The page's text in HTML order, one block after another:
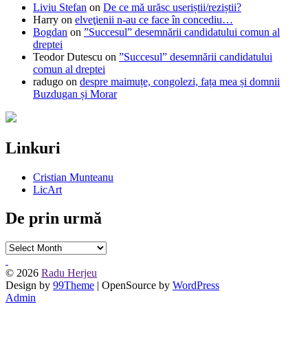
Liviu Stefan on De ce mă urăsc useriștii/reziștii?
Harry on elveţienii n-au ce face în concediu…
Bogdan on ”Succesul” desemnării candidatului comun al
dreptei
Teodor Dutescu on ”Succesul” desemnării candidatului
comun al dreptei
radugo on despre maimuțe, congolezi, fața mea și domnii
Buzdugan și Morar
Linkuri
Cristian Munteanu
LicArt
De prin urmă
De
urmă
© 2026 Radu Herjeu
Design by 99Theme | OpenSource by WordPress
Admin